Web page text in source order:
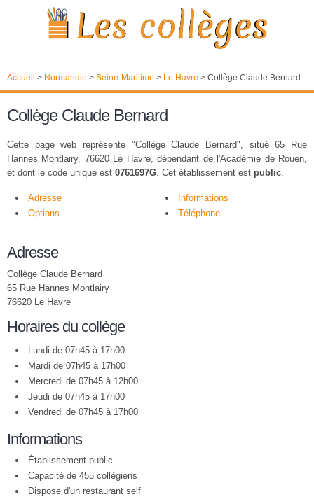
Accueil > Normandie > Seine-Maritime > Le Havre > Collège Claude Bernard
Collège Claude Bernard
Cette page web représente "Collège Claude Bernard", situé 65 Rue
Hannes Montlairy, 76620 Le Havre, dépendant de l'Académie de Rouen,
et dont le code unique est 0761697G. Cet établissement est public.
Adresse
Informations
Options
Téléphone
Adresse
Collège Claude Bernard
65 Rue Hannes Montlairy
76620 Le Havre
Horaires du collège
Lundi de 07h45 à 17h00
Mardi de 07h45 à 17h00
Mercredi de 07h45 à 12h00
Jeudi de 07h45 à 17h00
Vendredi de 07h45 à 17h00
Informations
Établissement public
Capacité de 455 collégiens
Dispose d'un restaurant self